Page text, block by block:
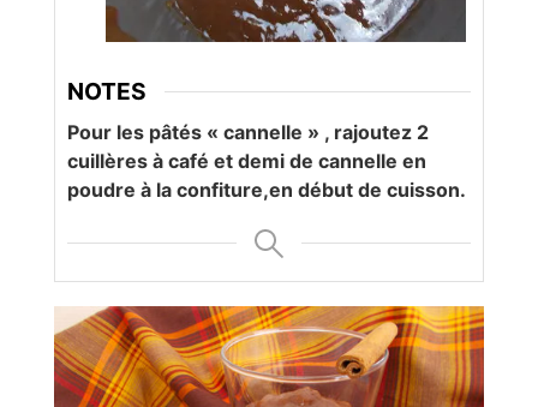
NOTES
Pour les pâtés « cannelle » , rajoutez 2
cuillères à café et demi de cannelle en
poudre à la confiture,en début de cuisson.